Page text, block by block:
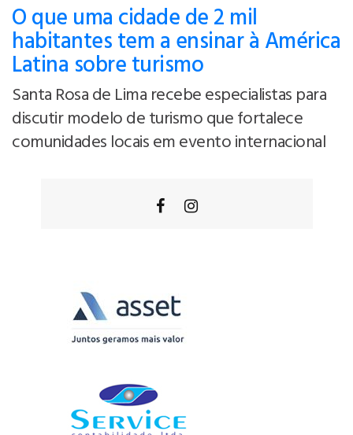
O que uma cidade de 2 mil
habitantes tem a ensinar à América
Latina sobre turismo
Santa Rosa de Lima recebe especialistas para
discutir modelo de turismo que fortalece
comunidades locais em evento internacional